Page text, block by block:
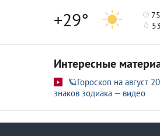
+29°
Интересные
🪐Гороскоп на август
знаков зодиака — видео